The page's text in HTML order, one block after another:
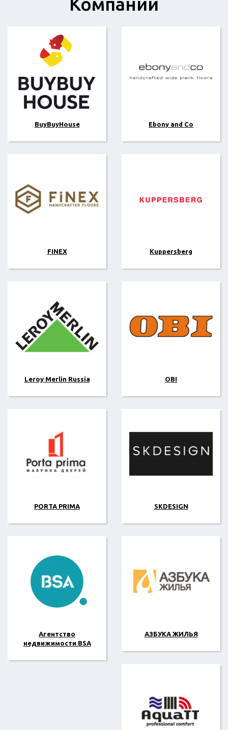
BuyBuyHouse Ebony and Co
FINEX Kuppersberg
Leroy Merlin Russia OBI
PORTA PRIMA SKDESIGN
Агентство
недвижимости BSA
АЗБУКА ЖИЛЬЯ